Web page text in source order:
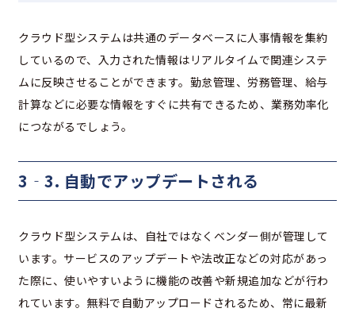
クラウド型システムは共通のデータベースに人事情報を集約
しているので、入力された情報はリアルタイムで関連システ
ムに反映させることができます。勤怠管理、労務管理、給与
計算などに必要な情報をすぐに共有できるため、業務効率化
につながるでしょう。
3‐3. 自動でアップデートされる
クラウド型システムは、自社ではなくベンダー側が管理して
います。サービスのアップデートや法改正などの対応があっ
た際に、使いやすいように機能の改善や新規追加などが行わ
れています。無料で自動アップロードされるため、常に最新